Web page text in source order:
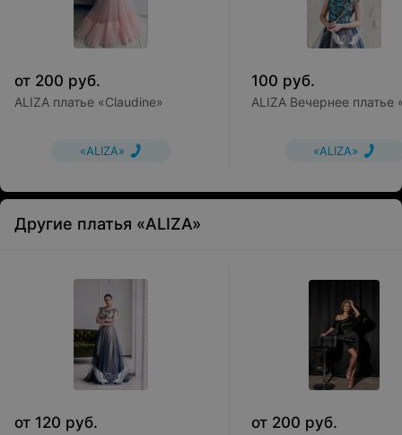
от 200 руб.
ALIZA платье «Claudine»
«ALIZA»
100 руб.
ALIZA Вечернее платье
«ALIZA»
Другие платья «ALIZA»
от 120 руб. от 200 руб.